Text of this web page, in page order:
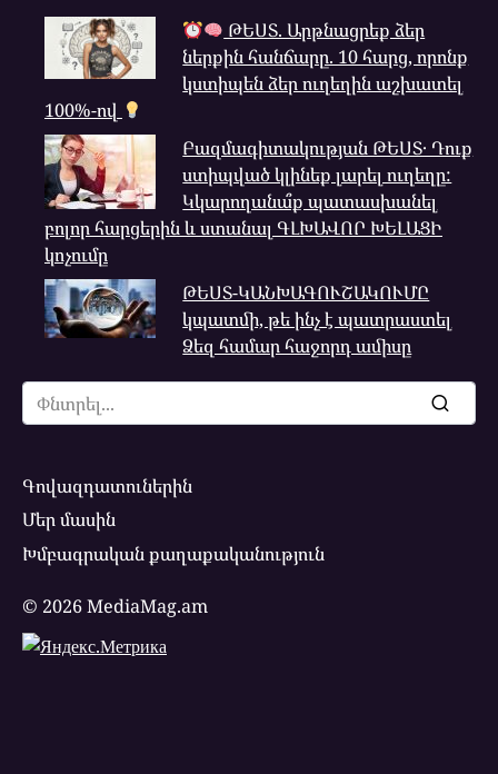
ԹԵՍՏ. Արթնացրեք ձեր
ներքին հանճարը. 10 հարց, որոնք
կստիպեն ձեր ուղեղին աշխատել
100%-ով
Բազմագիտակության ԹԵՍՏ․ Դուք
ստիպված կլինեք լարել ուղեղը:
Կկարողանա՞ք պատասխանել
բոլոր հարցերին և ստանալ ԳԼԽԱՎՈՐ ԽԵԼԱՑԻ
կոչումը
ԹԵՍՏ-ԿԱՆԽԱԳՈՒՇԱԿՈՒՄԸ
կպատմի, թե ինչ է պատրաստել
Ձեզ համար հաջորդ ամիսը
Search
for:
Գովազդատուներին
Մեր մասին
Խմբագրական քաղաքականություն
© 2026 MediaMag.am